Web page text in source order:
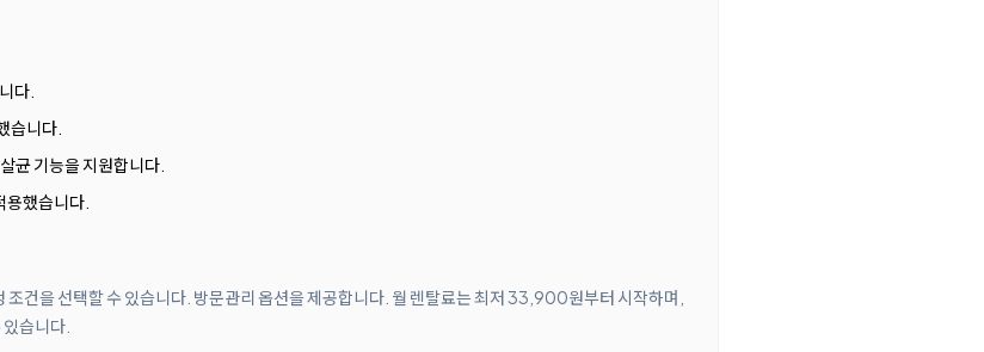
다.
습니다.
균 기능을 지원합니다.
용했습니다.
건을 선택할 수 있습니다. 방문관리 옵션을 제공합니다. 월 렌탈료는 최저 33,900원부터 시작하며,
습니다.